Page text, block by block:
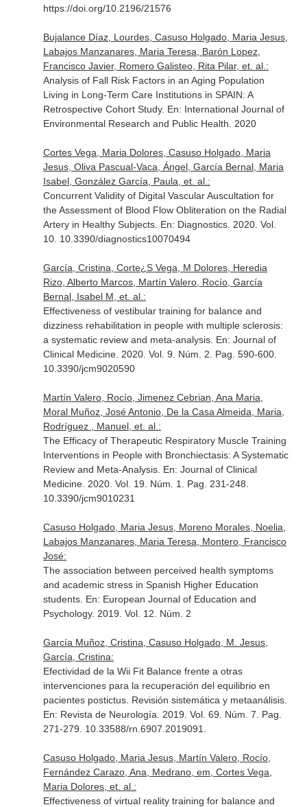
https://doi.org/10.2196/21576
Bujalance Díaz, Lourdes, Casuso Holgado, Maria Jesus,
Labajos Manzanares, Maria Teresa, Barón Lopez,
Francisco Javier, Romero Galisteo, Rita Pilar, et. al.:
Analysis of Fall Risk Factors in an Aging Population
Living in Long-Term Care Institutions in SPAIN: A
Retrospective Cohort Study. En: International Journal of
Environmental Research and Public Health . 2020
Cortes Vega, Maria Dolores, Casuso Holgado, Maria
Jesus, Oliva Pascual-Vaca, Ángel, García Bernal, Maria
Isabel, González García, Paula, et. al.:
Concurrent Validity of Digital Vascular Auscultation for
the Assessment of Blood Flow Obliteration on the Radial
Artery in Healthy Subjects. En: Diagnostics. 2020. Vol.
10. 10.3390/diagnostics10070494
García, Cristina, Corte¿S Vega, M Dolores, Heredia
Rizo, Alberto Marcos, Martín Valero, Rocío, García
Bernal, Isabel M, et. al.:
Effectiveness of vestibular training for balance and
dizziness rehabilitation in people with multiple sclerosis:
a systematic review and meta-analysis. En: Journal of
Clinical Medicine. 2020. Vol. 9. Núm. 2. Pag. 590-600.
10.3390/jcm9020590
Martín Valero, Rocío, Jimenez Cebrian, Ana Maria,
Moral Muñoz, José Antonio, De la Casa Almeida, Maria,
Rodríguez , Manuel, et. al.:
The Efficacy of Therapeutic Respiratory Muscle Training
Interventions in People with Bronchiectasis: A Systematic
Review and Meta-Analysis. En: Journal of Clinical
Medicine. 2020. Vol. 19. Núm. 1. Pag. 231-248.
10.3390/jcm9010231
Casuso Holgado, Maria Jesus, Moreno Morales, Noelia,
Labajos Manzanares, Maria Teresa, Montero, Francisco
José:
The association between perceived health symptoms
and academic stress in Spanish Higher Education
students. En: European Journal of Education and
Psychology. 2019. Vol. 12. Núm. 2
García Muñoz, Cristina, Casuso Holgado, M. Jesus,
García, Cristina:
Efectividad de la Wii Fit Balance frente a otras
intervenciones para la recuperación del equilibrio en
pacientes postictus. Revisión sistemática y metaanálisis.
En: Revista de Neurología . 2019. Vol. 69. Núm. 7. Pag.
271-279. 10.33588/rn.6907.2019091.
Casuso Holgado, Maria Jesus, Martín Valero, Rocío,
Fernández Carazo, Ana, Medrano, em, Cortes Vega,
Maria Dolores, et. al.:
Effectiveness of virtual reality training for balance and